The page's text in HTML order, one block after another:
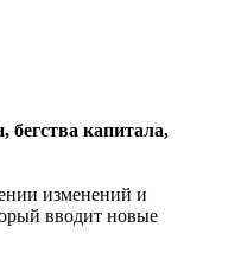
капитала,
изменений и
вводит новые